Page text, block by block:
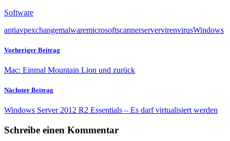
Software
antiavpexchangemalwaremicrosoftscannerservervirenvirusWindows
Vorheriger Beitrag
Mac: Einmal Mountain Lion und zurück
Nächster Beitrag
Windows Server 2012 R2 Essentials – Es darf virtualisiert werden
Schreibe einen Kommentar